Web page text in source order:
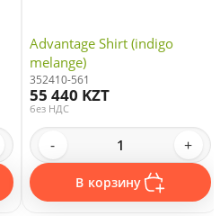
Advantage Shirt (indigo
melange)
352410-561
55 440 KZT
без НДС
- +
В корзину